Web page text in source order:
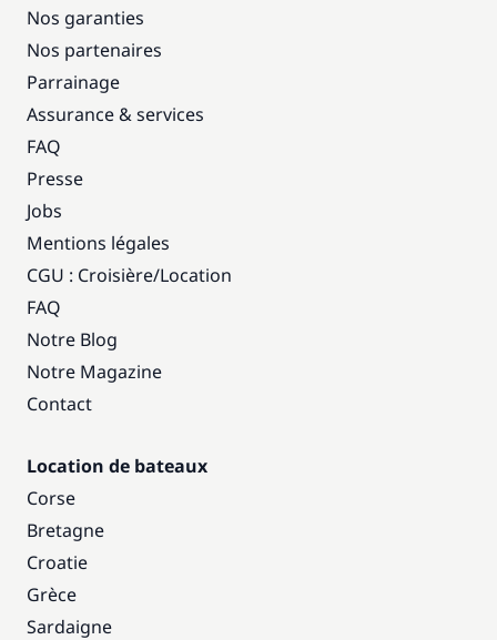
Nos garanties
Nos partenaires
Parrainage
Assurance & services
FAQ
Presse
Jobs
Mentions légales
CGU : Croisière/Location
FAQ
Notre Blog
Notre Magazine
Contact
Location de bateaux
Corse
Bretagne
Croatie
Grèce
Sardaigne